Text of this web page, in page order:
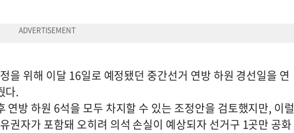
을 위해 이달 16일로 예정됐던 중간선거 연방 하원 경선일을 연
다.
연방 하원 6석을 모두 차지할 수 있는 조정안을 검토했지만, 이럴
권자가 포함돼 오히려 의석 손실이 예상되자 선거구 1곳만 공화